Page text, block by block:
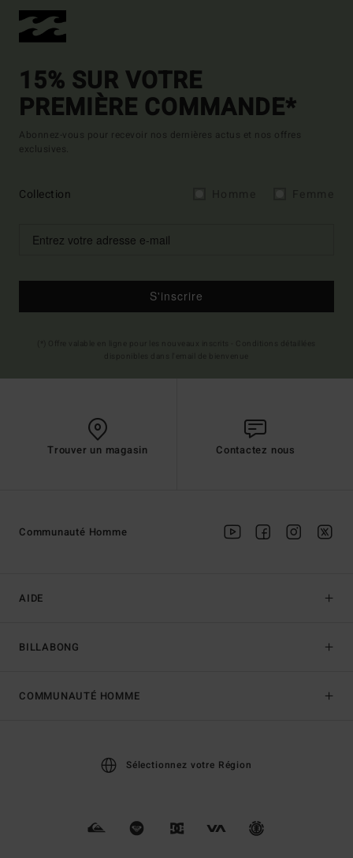
15% SUR VOTRE
PREMIÈRE COMMANDE*
Abonnez-vous pour recevoir nos dernières actus et nos offres
exclusives.
Collection
S'inscrire
Trouver un magasin Contactez nous
AIDE
BILLABONG
Communauté Homme
COMMUNAUTÉ HOMME
Sélectionnez votre Région